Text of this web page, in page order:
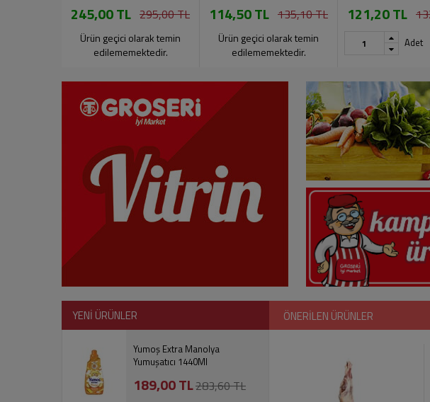
245,00 TL 295,00 TL
Ürün geçici olarak temin
edilememektedir.
114,50 TL 135,10 TL
Ürün geçici olarak temin
edilememektedir.
121,20 TL
Adet
YENİ ÜRÜNLER
Yumoş Extra Manolya
Yumuşatıcı 1440Ml
189,00 TL283,60 TL
ÖNERİLEN ÜRÜNLER